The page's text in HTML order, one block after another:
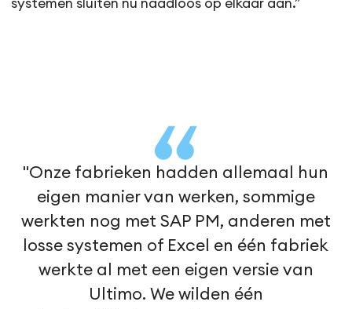
systemen sluiten nu naadloos op elkaar aan.”
"Onze fabrieken hadden allemaal hun
eigen manier van werken, sommige
werkten nog met SAP PM, anderen met
losse systemen of Excel en één fabriek
werkte al met een eigen versie van
Ultimo. We wilden één